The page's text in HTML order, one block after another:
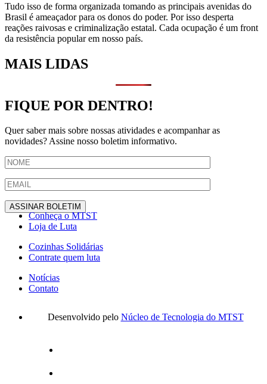
Tudo isso de forma organizada tomando as principais avenidas do
Brasil é ameaçador para os donos do poder. Por isso desperta
reações raivosas e criminalização estatal. Cada ocupação é um front
da resistência popular em nosso país.
MAIS LIDAS
FIQUE POR DENTRO!
Quer saber mais sobre nossas atividades e acompanhar as
novidades? Assine nosso boletim informativo.
Conheça o MTST
Loja de Luta
Cozinhas Solidárias
Contrate quem luta
Notícias
Contato
Desenvolvido pelo Núcleo de Tecnologia do MTST